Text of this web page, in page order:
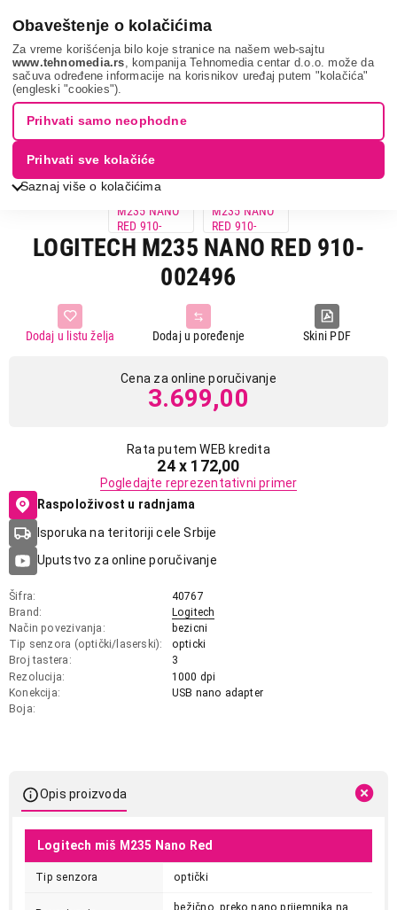
Obaveštenje o kolačićima
Za vreme korišćenja bilo koje stranice na našem web-sajtu
www.tehnomedia.rs , kompanija Tehnomedia centar d.o.o. može da
sačuva određene informacije na korisnikov uređaj putem "kolačića"
(engleski "cookies").
Saznaj više o kolačićima
Prihvati samo neophodne
Prihvati sve kolačiće
It & gaming Periferije Miševi Logitech m235 n...
LOGITECH M235 NANO RED 910-
002496
Skini PDF
Dodaj u poređenje
Dodaj u listu želja
Cena za online poručivanje
3.699,00
Rata putem WEB kredita
24 x 172,00
Pogledajte reprezentativni primer
Raspoloživost u radnjama
Isporuka na teritoriji cele Srbije
Uputstvo za online poručivanje
Šifra
40767
Brand
Logitech
Način povezivanja
bezicni
Tip senzora (optički/laserski)
opticki
Broj tastera
3
Rezolucija
1000 dpi
Konekcija
USB nano adapter
Boja
Opis proizvoda
Logitech miš M235 Nano Red
Tip senzora optički